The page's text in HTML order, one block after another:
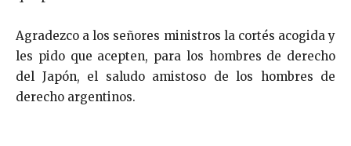
Agradezco a los señores ministros la cortés acogida y
les pido que acepten, para los hombres de derecho
del Japón, el saludo amistoso de los hombres de
derecho argentinos.